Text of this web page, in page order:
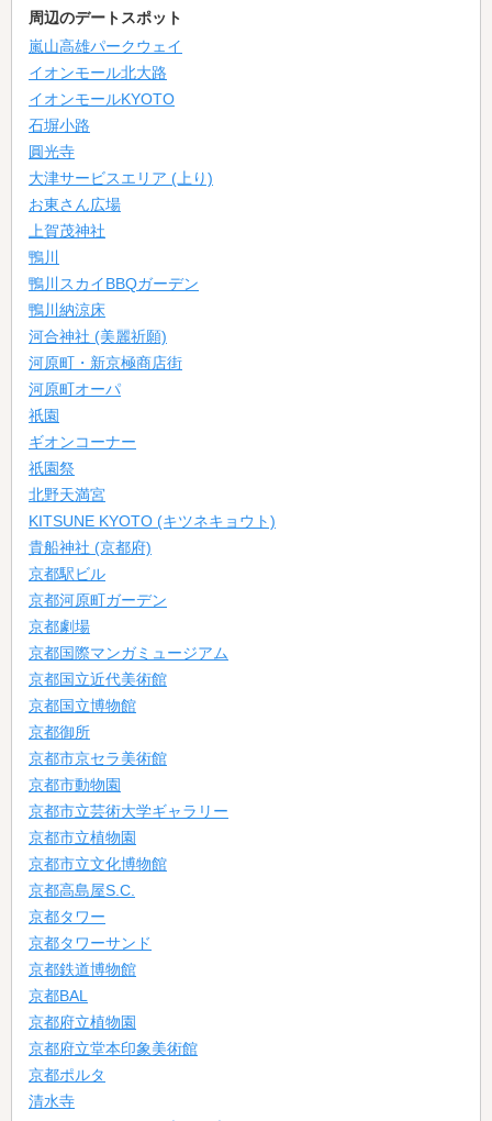
周辺のデートスポット
嵐山高雄パークウェイ
イオンモール北大路
イオンモールKYOTO
石塀小路
圓光寺
大津サービスエリア (上り)
お東さん広場
上賀茂神社
鴨川
鴨川スカイBBQガーデン
鴨川納涼床
河合神社 (美麗祈願)
河原町・新京極商店街
河原町オーパ
祇園
ギオンコーナー
祇園祭
北野天満宮
KITSUNE KYOTO (キツネキョウト)
貴船神社 (京都府)
京都駅ビル
京都河原町ガーデン
京都劇場
京都国際マンガミュージアム
京都国立近代美術館
京都国立博物館
京都御所
京都市京セラ美術館
京都市動物園
京都市立芸術大学ギャラリー
京都市立植物園
京都市立文化博物館
京都高島屋S.C.
京都タワー
京都タワーサンド
京都鉄道博物館
京都BAL
京都府立植物園
京都府立堂本印象美術館
京都ポルタ
清水寺